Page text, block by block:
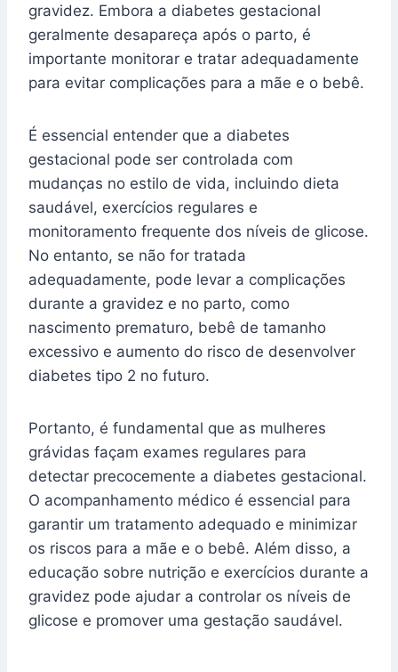
gravidez. Embora a diabetes gestacional
geralmente desapareça após o parto, é
importante monitorar e tratar adequadamente
para evitar complicações para a mãe e o bebê.
É essencial entender que a diabetes
gestacional pode ser controlada com
mudanças no estilo de vida, incluindo dieta
saudável, exercícios regulares e
monitoramento frequente dos níveis de glicose.
No entanto, se não for tratada
adequadamente, pode levar a complicações
durante a gravidez e no parto, como
nascimento prematuro, bebê de tamanho
excessivo e aumento do risco de desenvolver
diabetes tipo 2 no futuro.
Portanto, é fundamental que as mulheres
grávidas façam exames regulares para
detectar precocemente a diabetes gestacional.
O acompanhamento médico é essencial para
garantir um tratamento adequado e minimizar
os riscos para a mãe e o bebê. Além disso, a
educação sobre nutrição e exercícios durante a
gravidez pode ajudar a controlar os níveis de
glicose e promover uma gestação saudável.